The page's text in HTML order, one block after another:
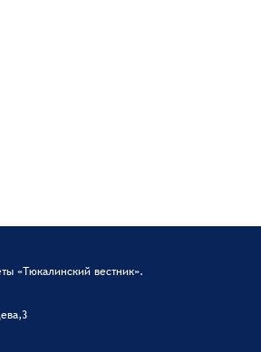
«Тюкалинский вестник».